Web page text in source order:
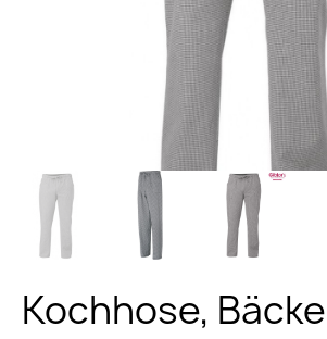
Kochhose,